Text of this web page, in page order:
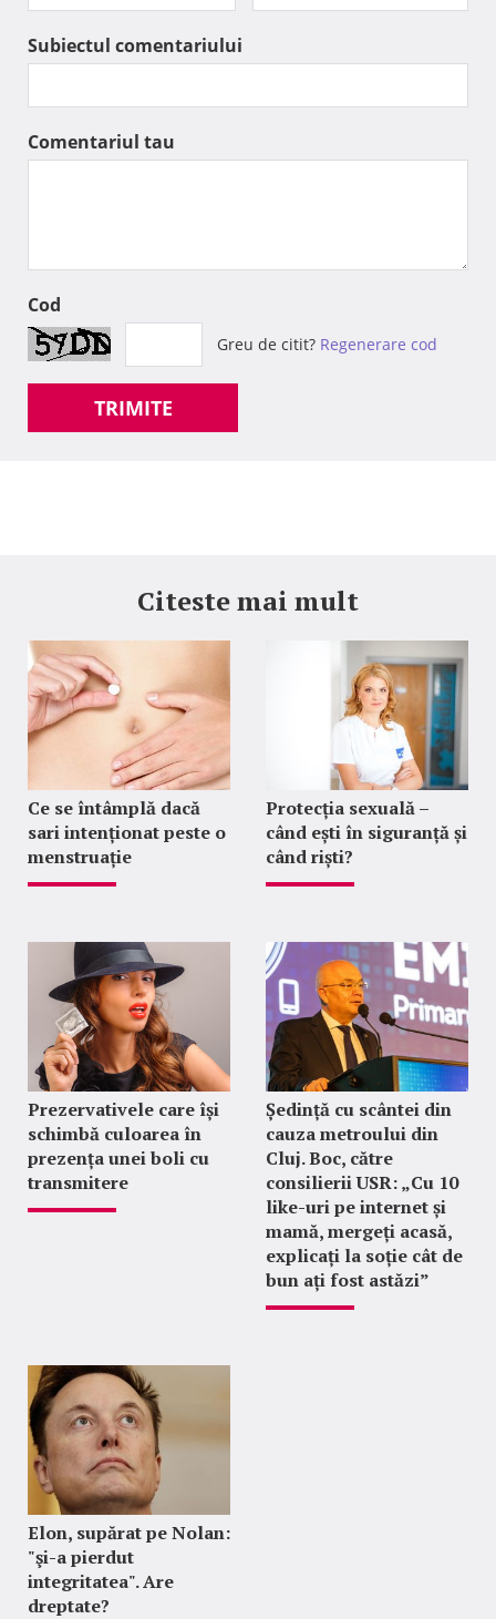
Subiectul comentariului
Comentariul tau
Cod
Greu de citit? Regenerare cod
TRIMITE
Citeste mai mult
Ce se întâmplă dacă
sari intenționat peste o
menstruație
Protecția sexuală –
când ești în siguranță și
când riști?
Prezervativele care își
schimbă culoarea în
prezența unei boli cu
transmitere
Ședință cu scântei din
cauza metroului din
Cluj. Boc, către
consilierii USR: „Cu 10
like-uri pe internet și
mamă, mergeți acasă,
explicați la soție cât de
bun ați fost astăzi”
Elon, supărat pe Nolan:
"şi-a pierdut
integritatea". Are
dreptate?